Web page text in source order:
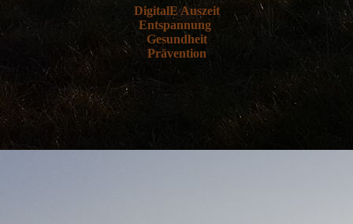
DigitalE Auszeit
Entspannung
Gesundheit
Prävention